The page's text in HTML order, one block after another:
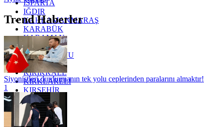
ISPARTA
IĞDIR
KAHRAMANMARAŞ
KARABÜK
KARAMAN
KARS
KASTAMONU
KAYSERİ
KIRIKKALE
KIRKLARELİ
KIRŞEHİR
KOCAELİ
KONYA
KÜTAHYA
KİLİS
Trend Haberler
Siyonistleri durdurmanın tek yolu ceplerinden paralarını almaktır!
1